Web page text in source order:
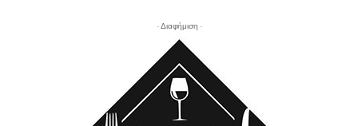
- Διαφήμιση -